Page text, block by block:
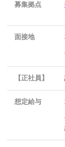
募集拠点
面接地
【正社員】
想定給与